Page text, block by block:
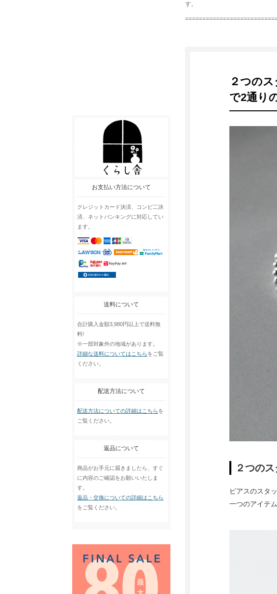
お支払い方法について
クレジットカード決済、コンビ二決
済、ネットバンキングに対応してい
ます。
送料について
合計購入金額3,980円以上で送料無
料!
※一部対象外の地域があります。
詳細な送料についてはこちらをご覧
ください。
配送方法について
配送方法についての詳細はこちらを
ご覧ください。
返品について
商品がお手元に届きましたら、すぐ
に内容のご確認をお願いいたしま
す。
返品・交換についての詳細はこちら
をご覧ください。
す。
２つの
で2通り
２つの
ピアスのスタ
一つのアイテ